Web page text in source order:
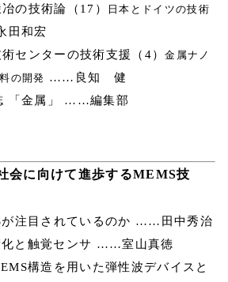
技術論（17）
日本とドイツの技術
和宏
ンターの技術支援（4）金属ナノ
の開発 ……良知 健
「金属」 ……編集部
に向けて進歩するMEMS技
注目されているのか ……田中秀治
と触覚センサ ……室山真徳
構造を用いた弾性波デバイスと